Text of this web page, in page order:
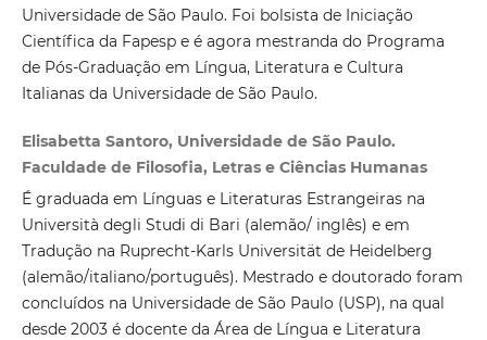
Universidade de São Paulo. Foi bolsista de Iniciação
Científica da Fapesp e é agora mestranda do Programa
de Pós-Graduação em Língua, Literatura e Cultura
Italianas da Universidade de São Paulo.
Elisabetta Santoro, Universidade de São Paulo.
Faculdade de Filosofia, Letras e Ciências Humanas
É graduada em Línguas e Literaturas Estrangeiras na
Università degli Studi di Bari (alemão/ inglês) e em
Tradução na Ruprecht-Karls Universität de Heidelberg
(alemão/italiano/português). Mestrado e doutorado foram
concluídos na Universidade de São Paulo (USP), na qual
desde 2003 é docente da Área de Língua e Literatura